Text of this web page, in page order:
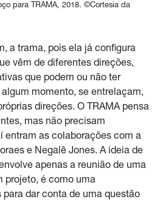
para TRAMA, 2018. ©Cortesia da
a trama, pois ela já configura
vêm de diferentes direções,
que podem ou não ter
momento, se entrelaçam,
direções. O TRAMA pensa
mas não precisam
entram as colaborações com a
e Negalê Jones. A ideia de
apenas a reunião de uma
projeto, é como uma
dar conta de uma questão